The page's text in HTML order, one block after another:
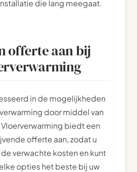
die lang meegaat.
offerte aan bij
in de mogelijkheden
door middel van
Vloerverwarming biedt een
offerte aan, zodat u
verwachte kosten en kunt
opties het beste bij uw